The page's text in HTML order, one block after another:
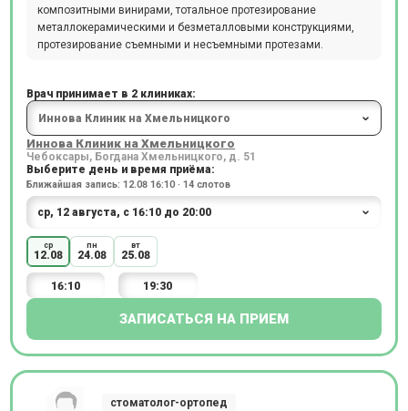
композитными винирами, тотальное протезирование
металлокерамическими и безметалловыми конструкциями,
протезирование съемными и несъемными протезами.
Врач принимает в 2 клиниках:
Иннова Клиник на Хмельницкого
Чебоксары, Богдана Хмельницкого, д. 51
Выберите день и время приёма:
Ближайшая запись: 12.08 16:10 · 14 слотов
ср
12.08
пн
24.08
вт
25.08
16:10 19:30
ЗАПИСАТЬСЯ НА ПРИЕМ
стоматолог-ортопед